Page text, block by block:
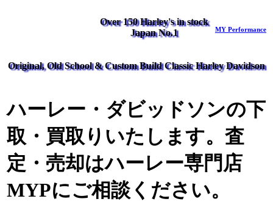
Over 150 Harley's in stock
Japan No.1
MY Performance
Original, Old School & Custom Build Classic Harley Davidson
ハーレー・ダビッドソンの下
取・買取りいたします。査
定・売却はハーレー専門店
MYPにご相談ください。